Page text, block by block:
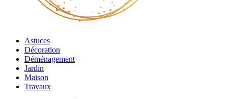
Astuces
Décoration
Déménagement
Jardin
Maison
Travaux